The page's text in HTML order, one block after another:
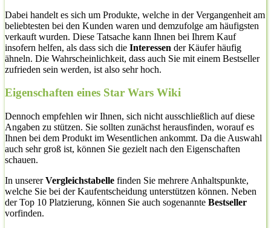
Dabei handelt es sich um Produkte, welche in der Vergangenheit am
beliebtesten bei den Kunden waren und demzufolge am häufigsten
verkauft wurden. Diese Tatsache kann Ihnen bei Ihrem Kauf
insofern helfen, als dass sich die Interessen der Käufer häufig
ähneln. Die Wahrscheinlichkeit, dass auch Sie mit einem Bestseller
zufrieden sein werden, ist also sehr hoch.
Eigenschaften eines Star Wars Wiki
Dennoch empfehlen wir Ihnen, sich nicht ausschließlich auf diese
Angaben zu stützen. Sie sollten zunächst herausfinden, worauf es
Ihnen bei dem Produkt im Wesentlichen ankommt. Da die Auswahl
auch sehr groß ist, können Sie gezielt nach den Eigenschaften
schauen.
In unsererVergleichstabelle finden Sie mehrere Anhaltspunkte,
welche Sie bei der Kaufentscheidung unterstützen können. Neben
der Top 10 Platzierung, können Sie auch sogenannte Bestseller
vorfinden.